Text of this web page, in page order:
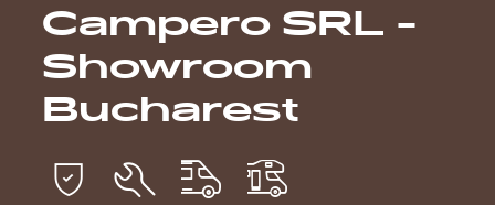
Modeller
Konfigurator
Finn din Sunlight
Campero SRL -
Showroom
Bucharest